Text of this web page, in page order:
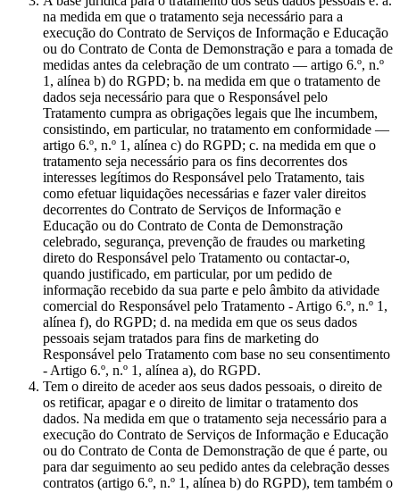
na medida em que o tratamento seja necessário para a
execução do Contrato de Serviços de Informação e Educação
ou do Contrato de Conta de Demonstração e para a tomada de
medidas antes da celebração de um contrato — artigo 6.º, n.º
1, alínea b) do RGPD; b. na medida em que o tratamento de
dados seja necessário para que o Responsável pelo
Tratamento cumpra as obrigações legais que lhe incumbem,
consistindo, em particular, no tratamento em conformidade —
artigo 6.º, n.º 1, alínea c) do RGPD; c. na medida em que o
tratamento seja necessário para os fins decorrentes dos
interesses legítimos do Responsável pelo Tratamento, tais
como efetuar liquidações necessárias e fazer valer direitos
decorrentes do Contrato de Serviços de Informação e
Educação ou do Contrato de Conta de Demonstração
celebrado, segurança, prevenção de fraudes ou marketing
direto do Responsável pelo Tratamento ou contactar-o,
quando justificado, em particular, por um pedido de
informação recebido da sua parte e pelo âmbito da atividade
comercial do Responsável pelo Tratamento - Artigo 6.º, n.º 1,
alínea f), do RGPD; d. na medida em que os seus dados
pessoais sejam tratados para fins de marketing do
Responsável pelo Tratamento com base no seu consentimento
- Artigo 6.º, n.º 1, alínea a), do RGPD.
Tem o direito de aceder aos seus dados pessoais, o direito de
os retificar, apagar e o direito de limitar o tratamento dos
dados. Na medida em que o tratamento seja necessário para a
execução do Contrato de Serviços de Informação e Educação
ou do Contrato de Conta de Demonstração de que é parte, ou
para dar seguimento ao seu pedido antes da celebração desses
contratos (artigo 6.º, n.º 1, alínea b) do RGPD), tem também o